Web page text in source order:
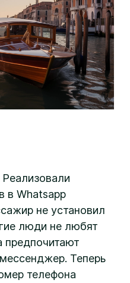
Реализовали
в Whatsapp
не установил
люди не любят
предпочитают
Теперь
телефона